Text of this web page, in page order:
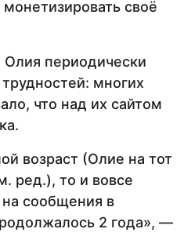
своё
периодически
многих
что над их сайтом
возраст (Олие на тот
ред.), то и вовсе
на сообщения в
2 года», —